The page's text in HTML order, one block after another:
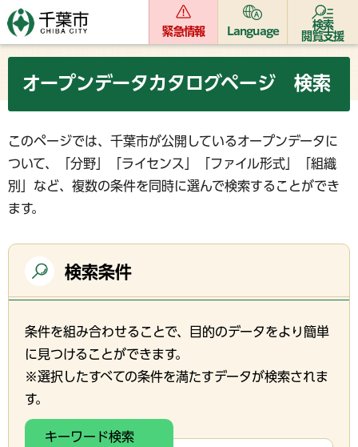
緊急情報 Language
検索
閲覧支援
オープンデータカタログページ 検索
このページでは、千葉市が公開しているオープンデータに
ついて、「分野」「ライセンス」「ファイル形式」「組織
別」など、複数の条件を同時に選んで検索することができ
ます。
検索条件
条件を組み合わせることで、目的のデータをより簡単
に見つけることができます。
※選択したすべての条件を満たすデータが検索されま
す。
キーワード検索